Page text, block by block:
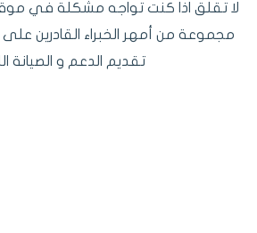
لا تقلق اذا كنت تواجه مشكلة في
مجموعة من أمهر الخبراء القادرين
تقديم الدعم و الصيانة